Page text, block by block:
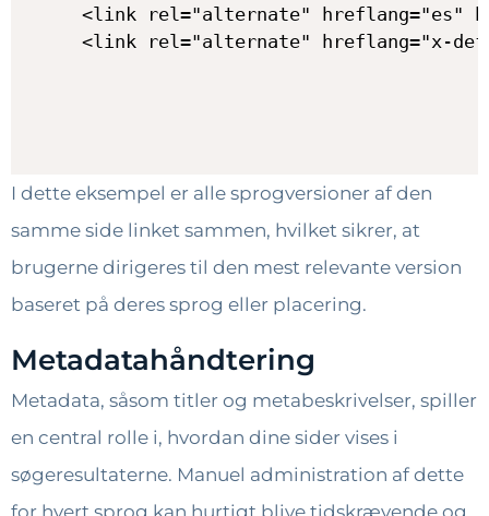
<link rel="alternate" hreflang="es"
<link rel="alternate" hreflang="x-
I dette eksempel er alle sprogversioner af den
samme side linket sammen, hvilket sikrer, at
brugerne dirigeres til den mest relevante version
baseret på deres sprog eller placering.
Metadatahåndtering
Metadata, såsom titler og metabeskrivelser, spiller
en central rolle i, hvordan dine sider vises i
søgeresultaterne. Manuel administration af dette
for hvert sprog kan hurtigt blive tidskrævende og